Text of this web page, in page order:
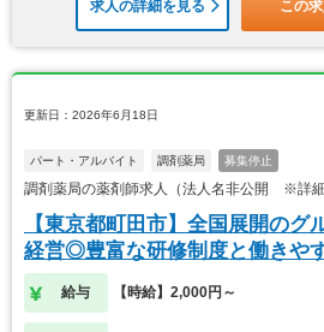
求人の詳細を見る この
更新日：2026年6月18日
パート・アルバイト 調剤薬局 募集停止
調剤薬局の薬剤師求人（法人名非公開 ※詳細
【東京都町田市】全国展開のグ
経営◎豊富な研修制度と働きや
給与 【時給】2,000円～